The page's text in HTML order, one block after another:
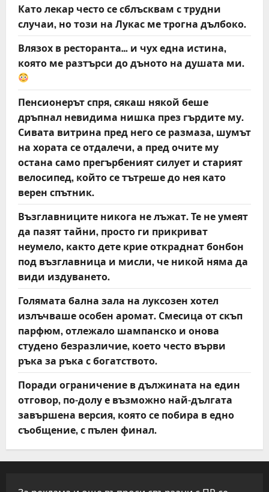
Като лекар често се сблъсквам с трудни
случаи, но този на Лукас ме трогна дълбоко.
Влязох в ресторанта… и чух една истина,
която ме разтърси до дъното на душата ми.
Пенсионерът спря, сякаш някой беше
дръпнал невидима нишка през гърдите му.
Сивата витрина пред него се размаза, шумът
на хората се отдалечи, а пред очите му
остана само прегърбеният силует и старият
велосипед, който се тътреше до нея като
верен спътник.
Възглавниците никога не лъжат. Те не умеят
да пазят тайни, просто ги прикриват
неумело, както дете крие откраднат бонбон
под възглавница и мисли, че никой няма да
види издуването.
Голямата бална зала на луксозен хотел
излъчваше особен аромат. Смесица от скъп
парфюм, отлежало шампанско и онова
студено безразличие, което често върви
ръка за ръка с богатството.
Поради ограничение в дължината на един
отговор, по-долу е възможно най-дългата
завършена версия, която се побира в едно
съобщение, с пълен финал.